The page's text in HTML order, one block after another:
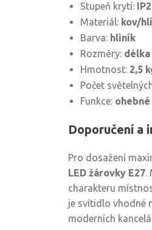
Stupeň krytí:
Materiál: kov/
Barva: hliník
Rozměry: délka
Hmotnost: 2,5
Počet
Funkce:
Doporučení a
Pro dosažení
LED žárovky E27.
charakteru
je svítidlo vhodné
moderních